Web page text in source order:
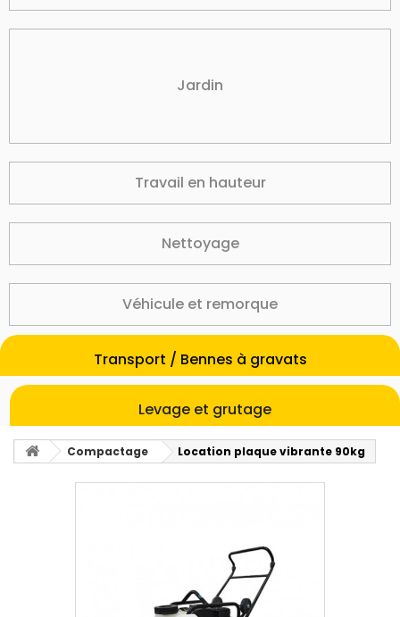
Jardin
Travail en hauteur
Nettoyage
Véhicule et remorque
Transport / Bennes à gravats
Levage et grutage
Compactage Location plaque vibrante 90kg